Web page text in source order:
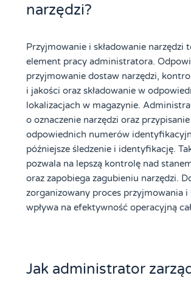
narzędzi?
Przyjmowanie i składowanie narzędzi
element pracy administratora.
przyjmowanie dostaw narzędzi,
i jakości oraz składowanie w
lokalizacjach w magazynie.
o oznaczenie narzędzi oraz
odpowiednich numerów
późniejsze śledzenie i identyfikację.
pozwala na lepszą kontrolę nad
oraz zapobiega zagubieniu narzędzi.
zorganizowany proces przyjmowania i
wpływa na efektywność operacyjną
Jak administrator